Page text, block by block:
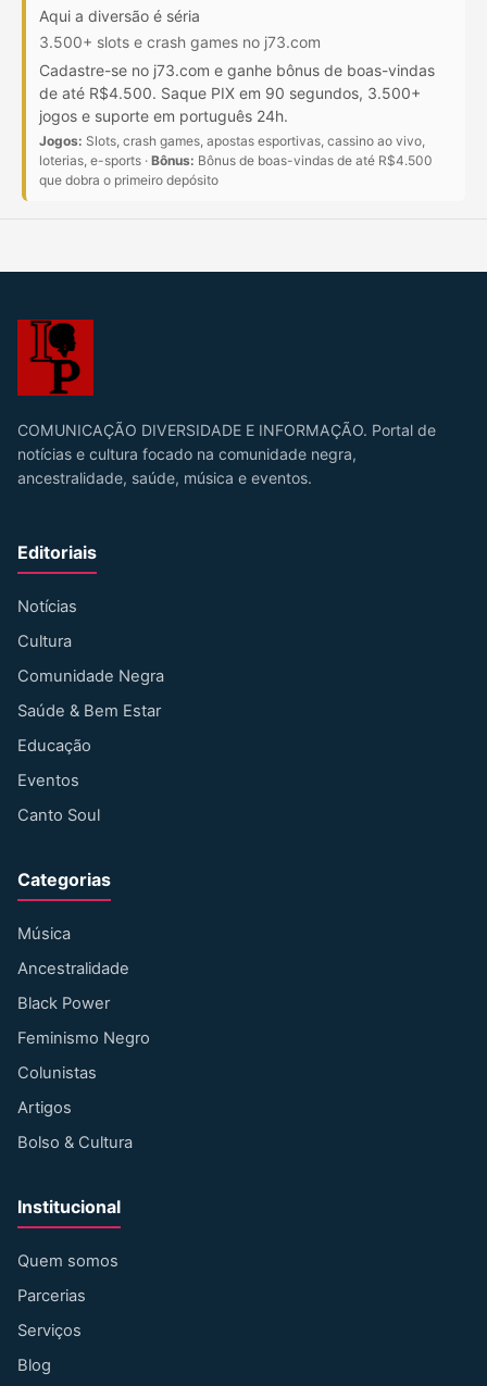
Aqui a diversão é séria
3.500+ slots e crash games no j73.com
Cadastre-se no j73.com e ganhe bônus de boas-vindas
de até R$4.500. Saque PIX em 90 segundos, 3.500+
jogos e suporte em português 24h.
Jogos: Slots, crash games, apostas esportivas, cassino ao vivo,
loterias, e-sports · Bônus: Bônus de boas-vindas de até R$4.500
que dobra o primeiro depósito
COMUNICAÇÃO DIVERSIDADE E INFORMAÇÃO. Portal de
notícias e cultura focado na comunidade negra,
ancestralidade, saúde, música e eventos.
Editoriais
Notícias
Cultura
Comunidade Negra
Saúde & Bem Estar
Educação
Eventos
Canto Soul
Categorias
Música
Ancestralidade
Black Power
Feminismo Negro
Colunistas
Artigos
Bolso & Cultura
Institucional
Quem somos
Parcerias
Serviços
Blog